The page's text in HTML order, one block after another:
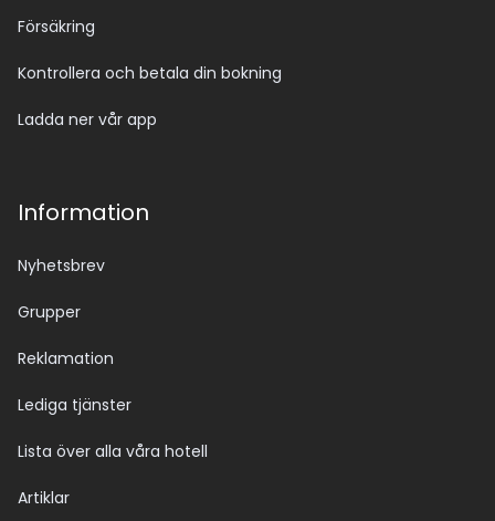
Försäkring
Kontrollera och betala din bokning
Ladda ner vår app
Information
Nyhetsbrev
Grupper
Reklamation
Lediga tjänster
Lista över alla våra hotell
Artiklar